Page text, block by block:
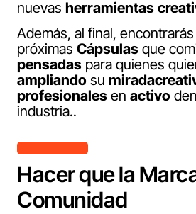
nuevas herramientas
Además, al final,
próximas Cápsulas que
pensadas para quienes
ampliando su
profesionales en activo
industria..
Hacer que la
Comunidad